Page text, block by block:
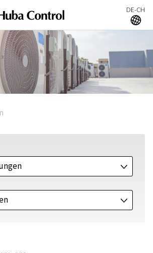
DE-CH
A
J
J